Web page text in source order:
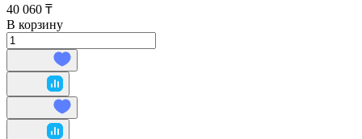
40 060 ₸
В корзину